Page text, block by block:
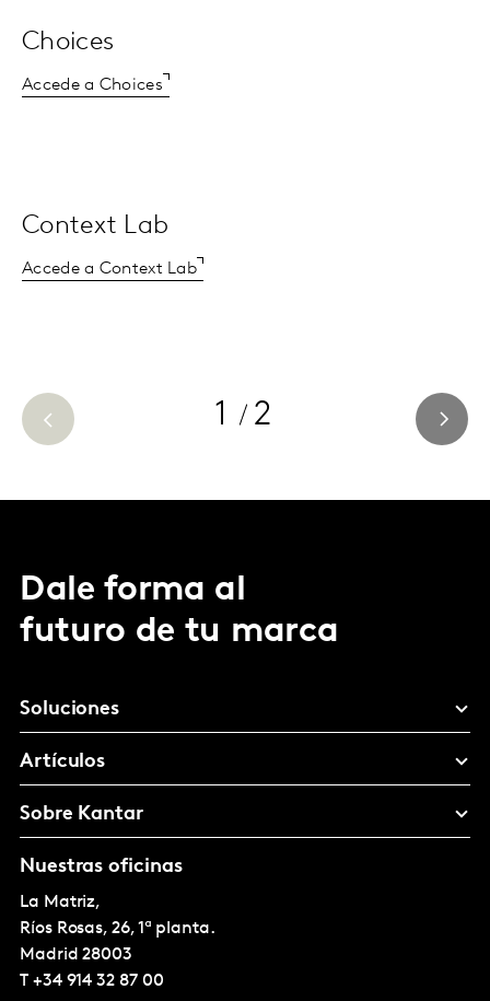
Choices
Accede a Choices
Context Lab
Accede a Context Lab
1 2
Dale forma al
futuro de tu marca
Soluciones
Artículos
Sobre Kantar
Nuestras oficinas
La Matriz,
Ríos Rosas, 26, 1ª planta.
Madrid 28003
T +34 914 32 87 00